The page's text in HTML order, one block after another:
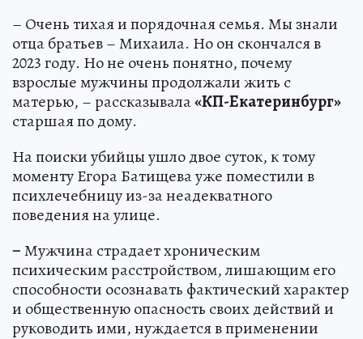
– Очень тихая и порядочная семья. Мы знали
отца братьев – Михаила. Но он скончался в
2023 году. Но не очень понятно, почему
взрослые мужчины продолжали жить с
матерью, – рассказывала«КП-Екатеринбург»
старшая по дому.
На поиски убийцы ушло двое суток, к тому
моменту Егора Батищева уже поместили в
психлечебницу из-за неадекватного
поведения на улице.
–Мужчина страдает хроническим
психическим расстройством, лишающим его
способности осознавать фактический характер
и общественную опасность своих действий и
руководить ими, нуждается в применении